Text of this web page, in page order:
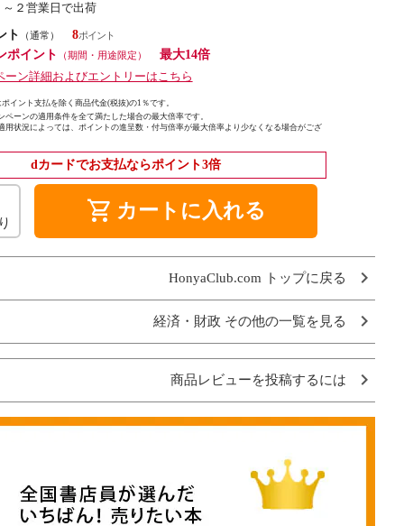
～２営業日で出荷
ト
（通常）
8
ポイント
（期間・用途限定）
最大14倍
ーン詳細およびエントリーはこちら
イント支払を除く商品代金(税抜)の1％です。
ペーンの適用条件を全て満たした場合の最大倍率です。
用状況によっては、ポイントの進呈数・付与倍率が最大倍率より少なくなる場合がござ
dカードでお支払ならポイント3倍
shopping_cart カートに入れる
HonyaClub.com トップに戻る
経済・財政 その他の一覧を見る
商品レビューを投稿するには